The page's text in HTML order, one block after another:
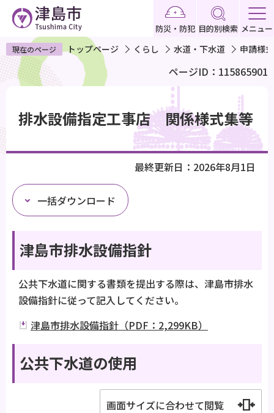
ペ
ー
ジ
で
す
防災・防犯 目的別検索 メニュー
現在のページ トップページ くらし 水道・下水道 申請様
ページID：115865901
排水設備指定工事店 関係様式集等
最終更新日：2026年8月1日
一括ダウンロード
津島市排水設備指針
公共下水道に関する書類を提出する際は、津島市排水
設備指針に従って記入してください。
津島市排水設備指針（PDF：2,299KB）
公共下水道の使用
画面サイズに合わせて閲覧